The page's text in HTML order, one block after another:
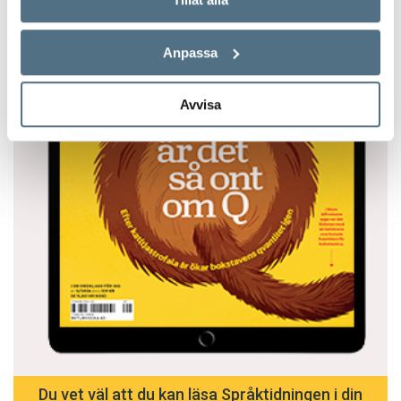
Anpassa
Avvisa
Du vet väl att du kan läsa Språktidningen i din